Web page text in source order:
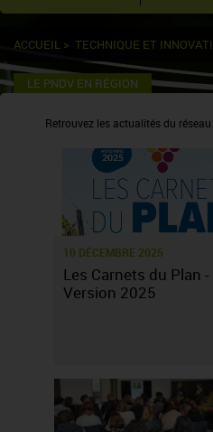
ACCUEIL > TECHNIQUE ET
LE PNDV EN RÉGION
Retrouvez les actualités du
10 DÉCEMBRE 2025
Les Carnets du Plan -
Version 2025